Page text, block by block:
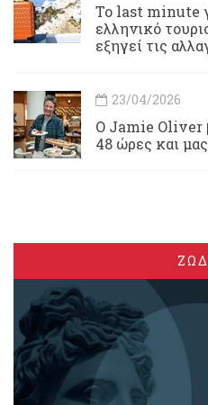
Το last minute
ελληνικό
εξηγεί τις
23/04/2026
Ο Jamie Oliver
48 ώρες και